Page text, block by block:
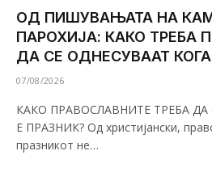
ОД ПИШУВАЊАТА НА
ПАРОХИЈА: КАКО ТРЕБА
ДА СЕ ОДНЕСУВААТ
07/08/2026
КАКО ПРАВОСЛАВНИТЕ ТРЕБА
Е ПРАЗНИК? Од христијански,
празникот не…